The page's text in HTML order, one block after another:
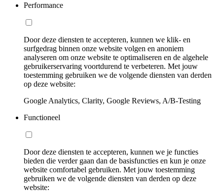
Performance
Door deze diensten te accepteren, kunnen we klik- en
surfgedrag binnen onze website volgen en anoniem
analyseren om onze website te optimaliseren en de algehele
gebruikerservaring voortdurend te verbeteren. Met jouw
toestemming gebruiken we de volgende diensten van derden
op deze website:
Google Analytics, Clarity, Google Reviews, A/B-Testing
Functioneel
Door deze diensten te accepteren, kunnen we je functies
bieden die verder gaan dan de basisfuncties en kun je onze
website comfortabel gebruiken. Met jouw toestemming
gebruiken we de volgende diensten van derden op deze
website: